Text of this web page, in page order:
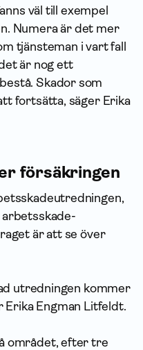
väl till exempel
Numera är det mer
tjänsteman i vart fall
är nog ett
Skador som
fortsätta, säger Erika
försäkringen
arbetsskade­
är att se över
utredningen kommer
Engman Litfeldt.
området, efter tre